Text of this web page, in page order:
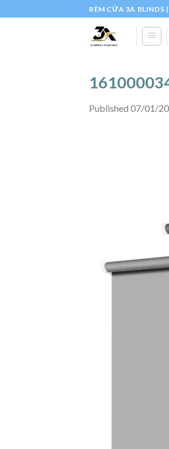
to
RÈM CỬA 3A BLINDS
Published 07/01/